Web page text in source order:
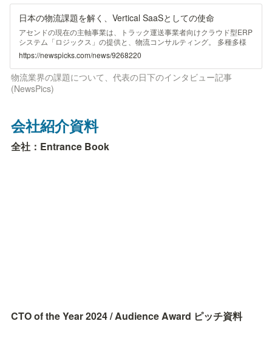
日本の物流課題を解く、Vertical SaaSとしての使命
アセンドの現在の主軸事業は、トラック運送事業者向けクラウド型ERP
システム「ロジックス」の提供と、物流コンサルティング。 多種多様
な業界の共通課題に対してサービスを提供する“Horizonta...
https://newspicks.com/news/9268220
物流業界の課題について、代表の日下のインタビュー記事
(NewsPics)
会社紹介資料
全社：Entrance Book
CTO of the Year 2024 / Audience Award ピッチ資料